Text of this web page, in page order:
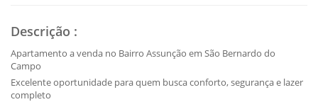
Descrição :
Apartamento a venda no Bairro Assunção em São Bernardo do
Campo
Excelente oportunidade para quem busca conforto, segurança e lazer
completo